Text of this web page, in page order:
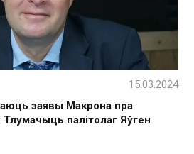
заявы Макрона пра
палітолаг Яўген
15.03.2024